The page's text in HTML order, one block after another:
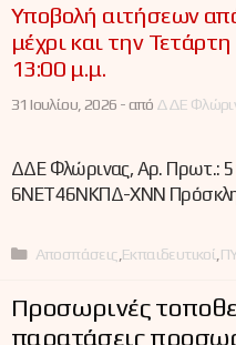
Υποβολή αιτήσεων
μέχρι και την
13:00 μ.μ.
31 Ιουλίου, 2026 -από ΔΔΕ
ΔΔΕ Φλώρινας, Αρ. Πρωτ.:
6ΝΕΤ46ΝΚΠΔ-ΧΝΝ
Κατηγορίες
Αποσπάσεις Εκπαιδευτικοί
Προσωρινές
παρατάσεις